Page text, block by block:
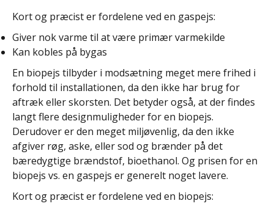
Kort og præcist er fordelene ved en gaspejs:
Giver nok varme til at være primær varmekilde
Kan kobles på bygas
En biopejs tilbyder i modsætning meget mere frihed i
forhold til installationen, da den ikke har brug for
aftræk eller skorsten. Det betyder også, at der findes
langt flere designmuligheder for en biopejs.
Derudover er den meget miljøvenlig, da den ikke
afgiver røg, aske, eller sod og brænder på det
bæredygtige brændstof, bioethanol. Og prisen for en
biopejs vs. en gaspejs er generelt noget lavere.
Kort og præcist er fordelene ved en biopejs: